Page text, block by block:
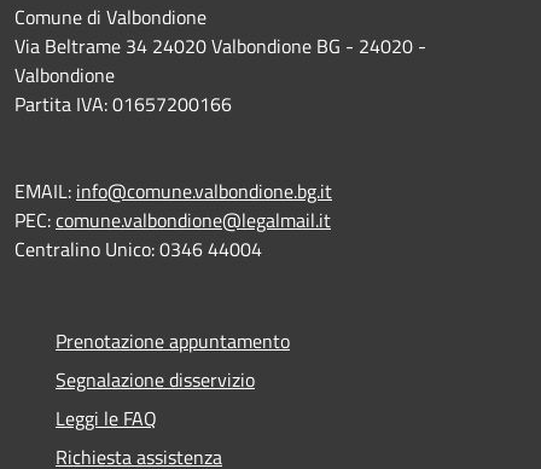
Comune di Valbondione
Via Beltrame 34 24020 Valbondione BG - 24020 -
Valbondione
Partita IVA: 01657200166
EMAIL: info@comune.valbondione.bg.it
PEC:comune.valbondione@legalmail.it
Centralino Unico: 0346 44004
Prenotazione appuntamento
Segnalazione disservizio
Leggi le FAQ
Richiesta assistenza